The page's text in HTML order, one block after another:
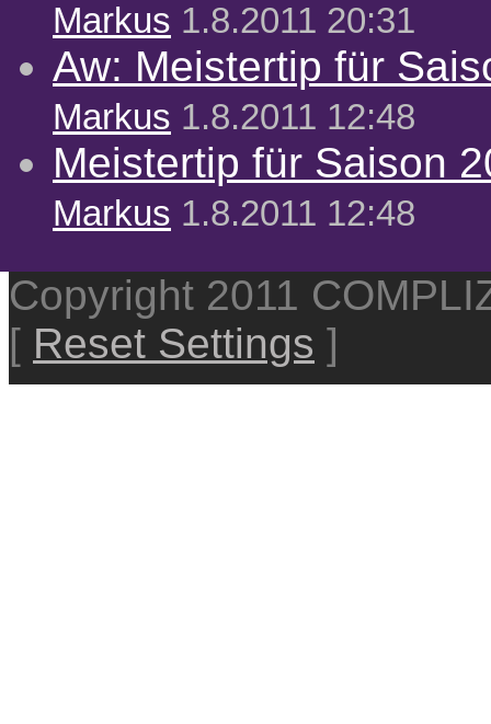
Markus 1.8.2011 20:31
Aw: Meistertip für
Markus 1.8.2011 12:48
Meistertip für Saison
Markus 1.8.2011 12:48
Copyright 2011
[ Reset Settings ]